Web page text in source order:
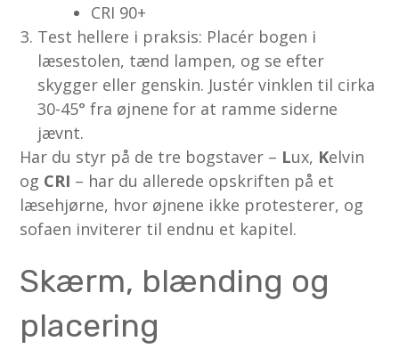
CRI 90+
Test hellere i praksis: Placér bogen i
læsestolen, tænd lampen, og se efter
skygger eller genskin. Justér vinklen til cirka
30-45° fra øjnene for at ramme siderne
jævnt.
Har du styr på de tre bogstaver – Lux, Kelvin
og CRI – har du allerede opskriften på et
læsehjørne, hvor øjnene ikke protesterer, og
sofaen inviterer til endnu et kapitel.
Skærm, blænding og
placering